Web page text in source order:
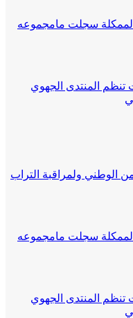
سجلت مامجموعه
تنظم المنتدى الجهوي
الوطني ولمراقبة التراب
سجلت مامجموعه
تنظم المنتدى الجهوي